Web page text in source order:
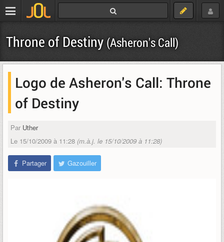
Throne of Destiny(Asheron's Call)
Logo de Asheron's Call: Throne
of Destiny
Par Uther
Le 15/10/2009 à 11:28 (m.à.j. le 15/10/2009 à 11:28)
Partager Gazouiller